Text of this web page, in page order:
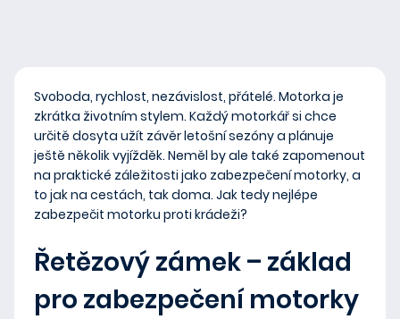
Svoboda, rychlost, nezávislost, přátelé. Motorka je
zkrátka životním stylem. Každý motorkář si chce
určitě dosyta užít závěr letošní sezóny a plánuje
ještě několik vyjížděk. Neměl by ale také zapomenout
na praktické záležitosti jako zabezpečení motorky, a
to jak na cestách, tak doma. Jak tedy nejlépe
zabezpečit motorku proti krádeži?
Řetězový zámek – základ
pro zabezpečení motorky